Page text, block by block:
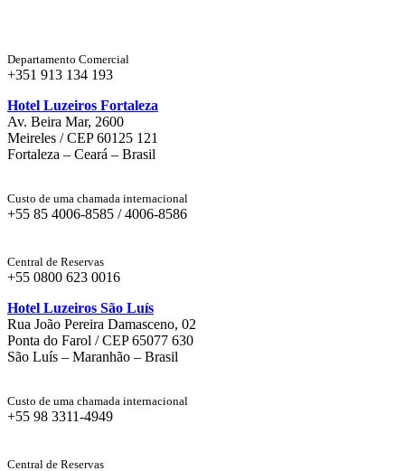
Departamento Comercial
+351 913 134 193
Hotel Luzeiros Fortaleza
Av. Beira Mar, 2600
Meireles / CEP 60125 121
Fortaleza – Ceará – Brasil
Custo de uma chamada internacional
+55 85 4006-8585 / 4006-8586
Central de Reservas
+55 0800 623 0016
Hotel Luzeiros São Luís
Rua João Pereira Damasceno, 02
Ponta do Farol / CEP 65077 630
São Luís – Maranhão – Brasil
Custo de uma chamada internacional
+55 98 3311-4949
Central de Reservas